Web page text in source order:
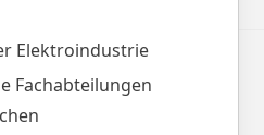
Elektroindustrie
Fachabteilungen